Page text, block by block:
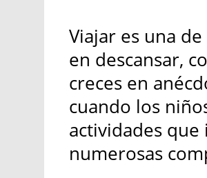
Viajar es una
en descansar,
creces en
cuando los
actividades que
numerosas